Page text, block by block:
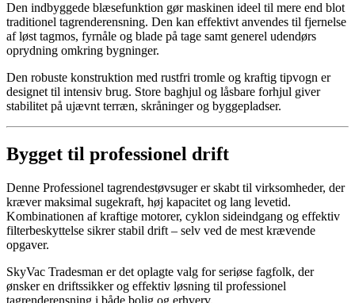
Den indbyggede blæsefunktion gør maskinen ideel til mere end blot
traditionel tagrenderensning. Den kan effektivt anvendes til fjernelse
af løst tagmos, fyrnåle og blade på tage samt generel udendørs
oprydning omkring bygninger.
Den robuste konstruktion med rustfri tromle og kraftig tipvogn er
designet til intensiv brug. Store baghjul og låsbare forhjul giver
stabilitet på ujævnt terræn, skråninger og byggepladser.
Bygget til professionel drift
Denne Professionel tagrendestøvsuger er skabt til virksomheder, der
kræver maksimal sugekraft, høj kapacitet og lang levetid.
Kombinationen af kraftige motorer, cyklon sideindgang og effektiv
filterbeskyttelse sikrer stabil drift – selv ved de mest krævende
opgaver.
SkyVac Tradesman er det oplagte valg for seriøse fagfolk, der
ønsker en driftssikker og effektiv løsning til professionel
tagrenderensning i både bolig og erhverv.